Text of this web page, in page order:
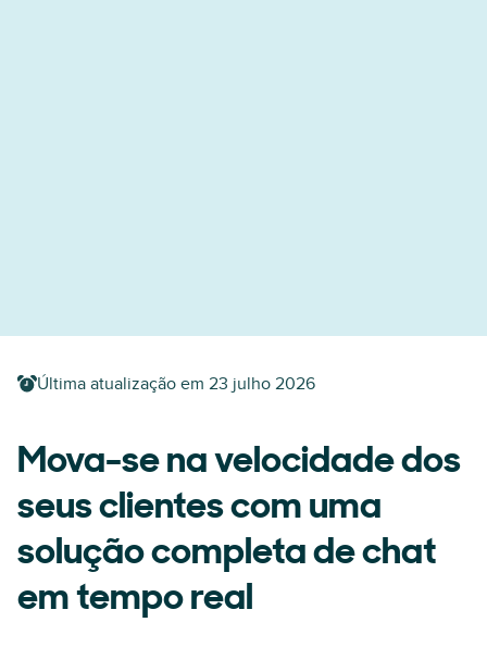
Última atualização em 23 julho 2026
Mova-se na velocidade dos
seus clientes com uma
solução completa de chat
em tempo real